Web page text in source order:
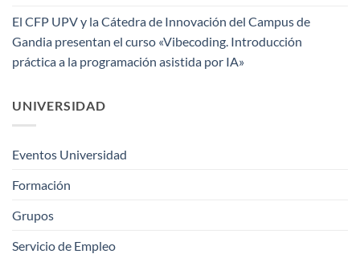
El CFP UPV y la Cátedra de Innovación del Campus de
Gandia presentan el curso «Vibecoding. Introducción
práctica a la programación asistida por IA»
UNIVERSIDAD
Eventos Universidad
Formación
Grupos
Servicio de Empleo